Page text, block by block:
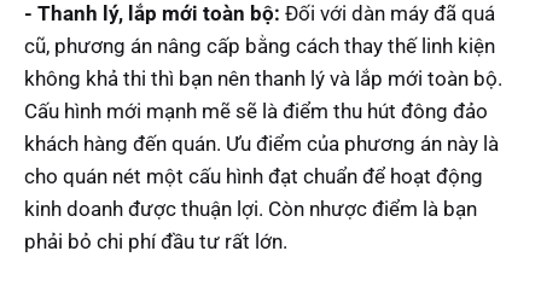
- Thanh lý, lắp mới toàn bộ: Đối với dàn máy đã quá
cũ, phương án nâng cấp bằng cách thay thế linh kiện
không khả thi thì bạn nên thanh lý và lắp mới toàn bộ.
Cấu hình mới mạnh mẽ sẽ là điểm thu hút đông đảo
khách hàng đến quán. Ưu điểm của phương án này là
cho quán nét một cấu hình đạt chuẩn để hoạt động
kinh doanh được thuận lợi. Còn nhược điểm là bạn
phải bỏ chi phí đầu tư rất lớn.